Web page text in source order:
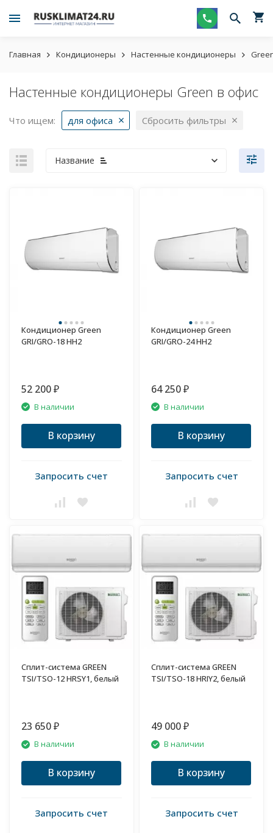
Главная Кондиционеры Настенные кондиционеры
Настенные кондиционеры Green в офис
Что ищем: для офиса Сбросить фильтры
Название
Кондиционер Green
GRI/GRO-18 HH2
52 200 ₽
В наличии
В корзину
Запросить счет
Кондиционер Green
GRI/GRO-24 HH2
64 250 ₽
В наличии
В корзину
Запросить счет
Сплит-система GREEN
TSI/TSO-12 HRSY1, белый
23 650 ₽
В наличии
В корзину
Запросить счет
Сплит-система GREEN
TSI/TSO-18 HRIY2, белый
49 000 ₽
В наличии
В корзину
Запросить счет